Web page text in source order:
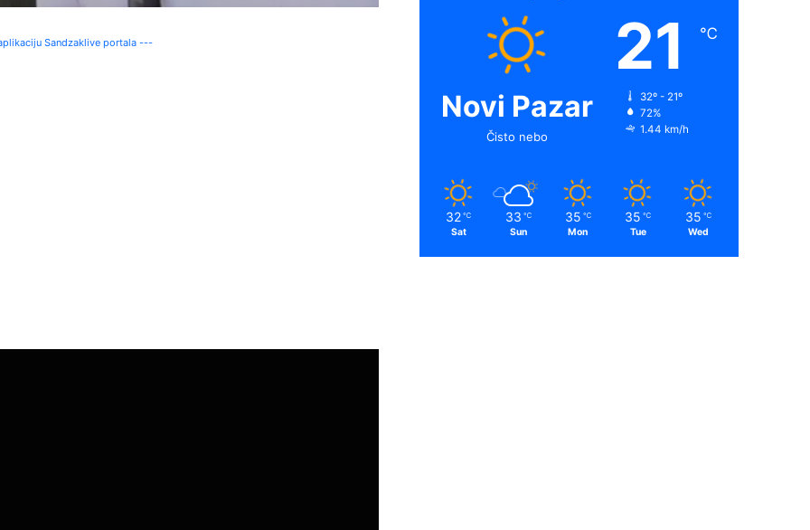
Sandzaklive portala ---
Novi Pazar
Čisto nebo
21 ℃
32º - 21º
72%
1.44 km/h
32 ℃
Sat
33 ℃
Sun
35 ℃
Mon
35 ℃
Tue
35 ℃
Wed